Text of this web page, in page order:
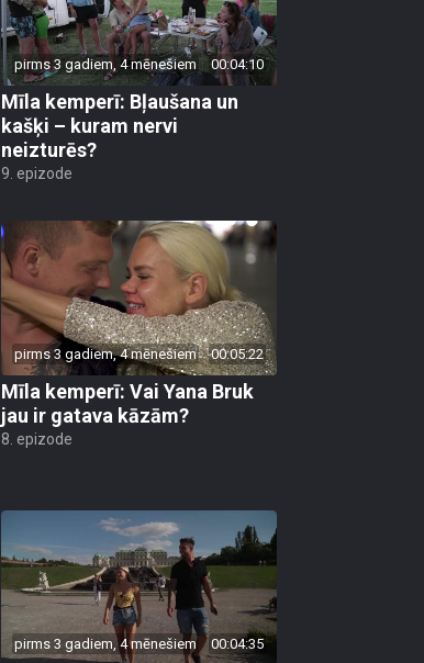
pirms 3 gadiem, 4 mēnešiem 00:04:10
Mīla kemperī: Bļaušana un
kašķi – kuram nervi
neizturēs?
9. epizode
pirms 3 gadiem, 4 mēnešiem 00:05:22
Mīla kemperī: Vai Yana Bruk
jau ir gatava kāzām?
8. epizode
pirms 3 gadiem, 4 mēnešiem 00:04:35